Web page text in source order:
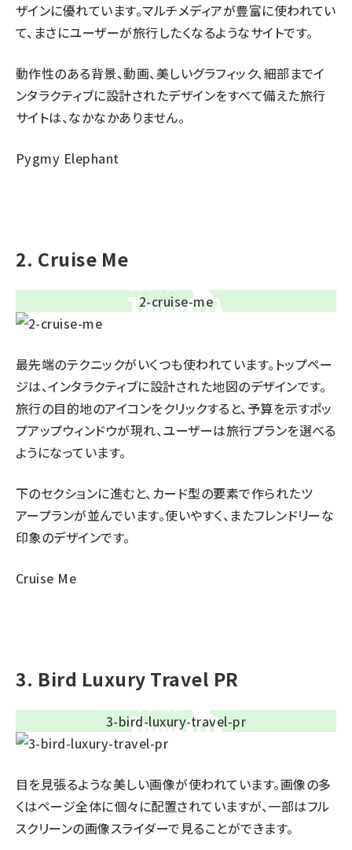
ザインに優れています。マルチメディアが豊富に使われてい
て、まさにユーザーが旅行したくなるようなサイトです。
動作性のある背景、動画、美しいグラフィック、細部までイ
ンタラクティブに設計されたデザインをすべて備えた旅行
サイトは、なかなかありません。
Pygmy Elephant
2. Cruise Me
最先端のテクニックがいくつも使われています。トップペー
ジは、インタラクティブに設計された地図のデザインです。
旅行の目的地のアイコンをクリックすると、予算を示すポッ
プアップウィンドウが現れ、ユーザーは旅行プランを選べる
ようになっています。
下のセクションに進むと、カード型の要素で作られたツ
アープランが並んでいます。使いやすく、またフレンドリーな
印象のデザインです。
Cruise Me
3. Bird Luxury Travel PR
目を見張るような美しい画像が使われています。画像の多
くはページ全体に個々に配置されていますが、一部はフル
スクリーンの画像スライダーで見ることができます。